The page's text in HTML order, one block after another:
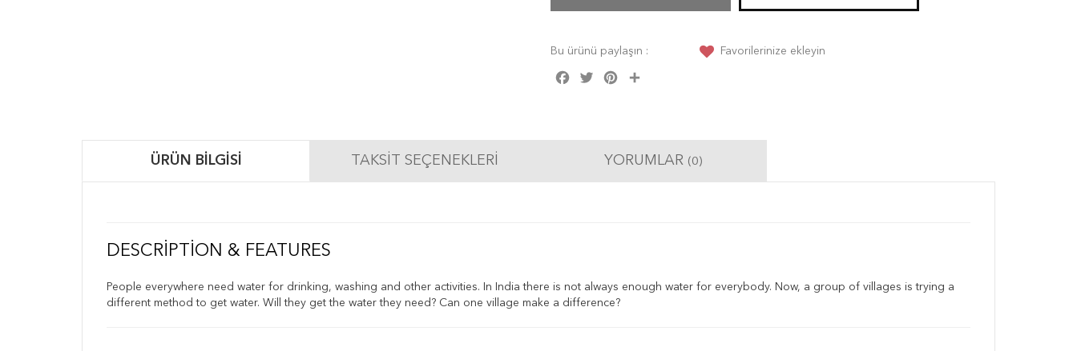
Bu ürünü paylaşın :
Facebook
Twitter Pinterest
Favorilerinize ekleyin
ÜRÜN BILGISI TAKSIT SEÇENEKLERI YORUMLAR (0)
DESCRIPTION & FEATURES
People everywhere need water for drinking, washing and other activities. In India there is not always enough water for everybody. Now, a group of villages is trying a
different method to get water. Will they get the water they need? Can one village make a difference?